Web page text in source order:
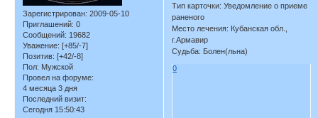
Зарегистрирован: 2009-05-10
Приглашений: 0
Сообщений: 19682
Уважение: [+85/-7]
Позитив: [+42/-8]
Пол: Мужской
Провел на форуме:
4 месяца 3 дня
Последний визит:
Сегодня 15:50:43
Тип карточки: Уведомление о приеме
раненого
Место лечения: Кубанская обл.,
г.Армавир
Судьба: Болен(льна)
0